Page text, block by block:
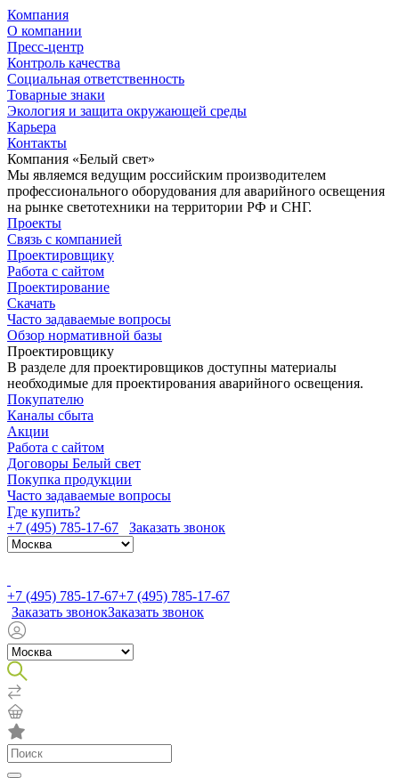
Компания
О компании
Пресс-центр
Контроль качества
Социальная ответственность
Товарные знаки
Экология и защита окружающей среды
Карьера
Контакты
Компания «Белый свет»
Мы являемся ведущим российским производителем
профессионального оборудования для аварийного освещения
на рынке светотехники на территории РФ и СНГ.
Проекты
Связь с компанией
Проектировщику
Работа с сайтом
Проектирование
Скачать
Часто задаваемые вопросы
Обзор нормативной базы
Проектировщику
В разделе для проектировщиков доступны материалы
необходимые для проектирования аварийного освещения.
Покупателю
Каналы сбыта
Акции
Работа с сайтом
Договоры Белый свет
Покупка продукции
Часто задаваемые вопросы
Где купить?
+7 (495) 785-17-67
Заказать звонок
+7 (495) 785-17-67+7 (495) 785-17-67
Заказать звонокЗаказать звонок